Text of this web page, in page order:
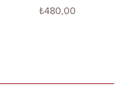
Fiyat
₺480,00